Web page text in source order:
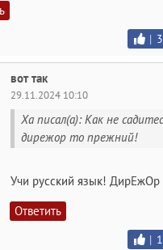
|
вот так
29.11.2024 10:10
Ха писал(а): Как не
дирежор то прежний!
Учи русский язык! ДирЕжОр
Ответить
|